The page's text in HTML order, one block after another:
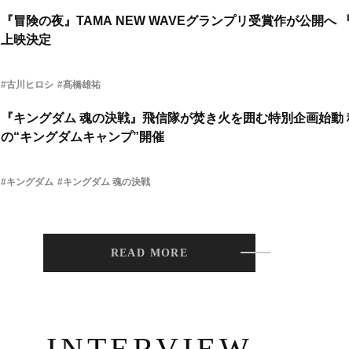
『冒険の夜』TAMA NEW WAVEグランプリ受賞作が公開へ
上映決定
#古川ヒロシ #髙橋雄祐
『キングダム 魂の決戦』飛信隊が焚き火を囲む特別企画始動
の“キングダムキャンプ”開催
#キングダム #キングダム 魂の決戦
READ MORE